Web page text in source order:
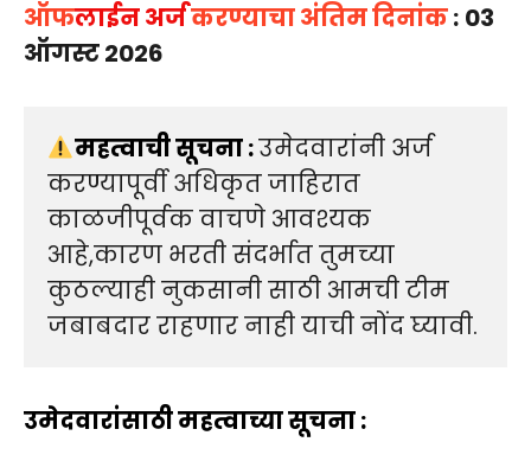
ऑफलाईन अर्जकरण्याचा अंतिम दिनांक: 03
ऑगस्ट 2026
महत्वाची सूचना : उमेदवारांनी अर्ज
करण्यापूर्वी अधिकृत जाहिरात
काळजीपूर्वक वाचणे आवश्यक
आहे,कारण भरती संदर्भात तुमच्या
कुठल्याही नुकसानी साठी आमची टीम
जबाबदार राहणार नाही याची नोंद घ्यावी.
उमेदवारांसाठी महत्वाच्या सूचना :